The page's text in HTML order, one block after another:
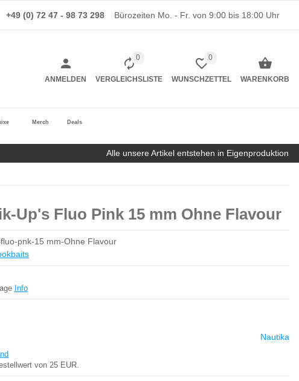
+49 (0) 72 47 - 98 73 298 Bürozeiten Mo. - Fr. von 9:00 bis 18:00 Uhr
ANMELDEN
0
VERGLEICHSLISTE
0
WUNSCHZETTEL WARENKORB
Merch Deals
Alle unsere Artikel entstehen in Eigenproduktion
Up's Fluo Pink 15 mm Ohne Flavour
pnk-15 mm-Ohne Flavour
Info
von 25 EUR.
Nautika